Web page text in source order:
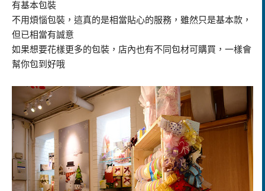
有基本包裝
不用煩惱包裝，這真的是相當貼心的服務，雖然只是基本款，
但已相當有誠意
如果想要花樣更多的包裝，店內也有不同包材可購買，一樣會
幫你包到好哦